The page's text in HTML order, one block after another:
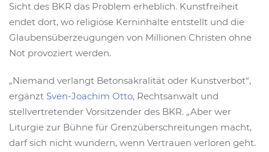
Sicht des BKR das Problem erheblich. Kunstfreiheit
endet dort, wo religiöse Kerninhalte entstellt und die
Glaubensüberzeugungen von Millionen Christen ohne
Not provoziert werden.
„Niemand verlangt Betonsakralität oder Kunstverbot“,
ergänzt Sven-Joachim Otto, Rechtsanwalt und
stellvertretender Vorsitzender des BKR. „Aber wer
Liturgie zur Bühne für Grenzüberschreitungen macht,
darf sich nicht wundern, wenn Vertrauen verloren geht.